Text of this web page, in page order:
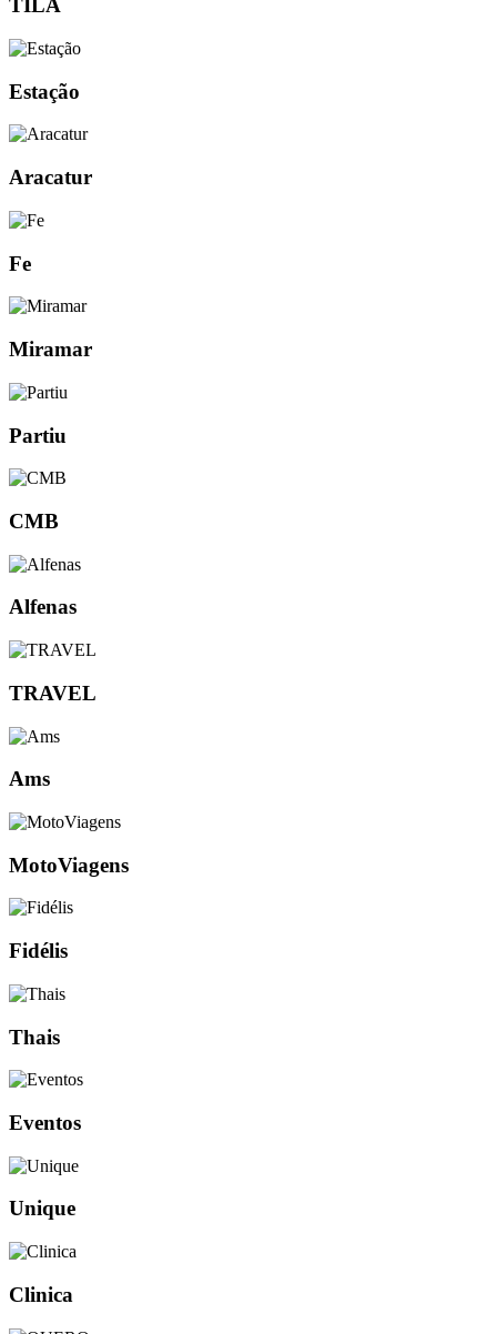
TILA
Estação
Aracatur
Fe
Miramar
Partiu
CMB
Alfenas
TRAVEL
Ams
MotoViagens
Fidélis
Thais
Eventos
Unique
Clinica